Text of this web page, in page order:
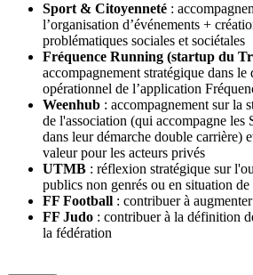
Sport & Citoyenneté :
l’organisation d’événements +
problématiques sociales et sociétales
Fréquence Running (startup du
accompagnement stratégique dans le
opérationnel de l’application
Weenhub : accompagnement sur la
de l'association (qui accompagne les
dans leur démarche double carrière)
valeur pour les acteurs privés
UTMB : réflexion stratégique sur
publics non genrés ou en situation de
FF Football : contribuer à
FF Judo : contribuer à la définition
la fédération